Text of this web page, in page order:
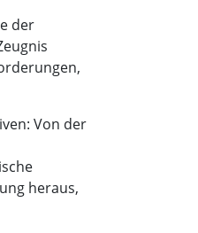
der
Von der
heraus,